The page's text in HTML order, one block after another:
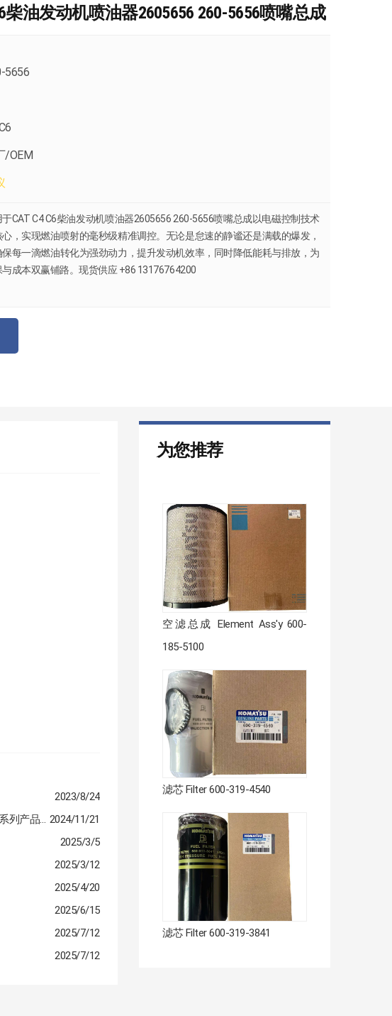
柴油发动机喷油器2605656 260-5656喷嘴总成
5656
/OEM
CAT C4 C6柴油发动机喷油器2605656 260-5656喷嘴总成以电磁控制技术
心，实现燃油喷射的毫秒级精准调控。无论是怠速的静谧还是满载的爆发，
保每一滴燃油转化为强劲动力，提升发动机效率，同时降低能耗与排放，为
成本双赢铺路。现货供应 +86 13176764200
2023/8/24
济宁瑟科赛思机械设备有限公司主营小松(KOMATSU)、山推(SHANTUI)、卡特（CAT）等国际知名品牌的全系列产品的零部件 2024/11/21
2025/3/5
2025/3/12
2025/4/20
2025/6/15
2025/7/12
2025/7/12
为您推荐
空滤总成 Element Ass'y 600-
185-5100
滤芯 Filter 600-319-4540
滤芯 Filter 600-319-3841